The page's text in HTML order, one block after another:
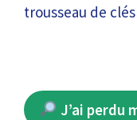
trousseau de
J’ai perdu